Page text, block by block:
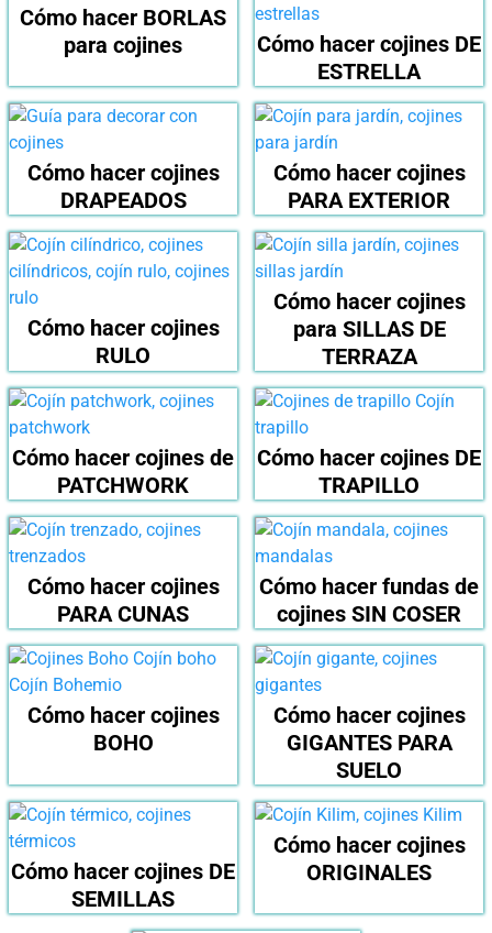
Cómo hacer BORLAS
para cojines
Cómo hacer cojines DE
ESTRELLA
Cómo hacer cojines
DRAPEADOS
Cómo hacer cojines
PARA EXTERIOR
Cómo hacer cojines
RULO
Cómo hacer cojines
para SILLAS DE
TERRAZA
Cómo hacer cojines de
PATCHWORK
Cómo hacer cojines DE
TRAPILLO
Cómo hacer cojines
PARA CUNAS
Cómo hacer fundas de
cojines SIN COSER
Cómo hacer cojines
BOHO
Cómo hacer cojines
GIGANTES PARA
SUELO
Cómo hacer cojines DE
SEMILLAS
Cómo hacer cojines
ORIGINALES